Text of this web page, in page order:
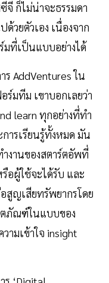
จี ก็ไม่น่าจะธรรมดา
วยตัวเอง เนื่องจาก
มที่เป็นแบบอย่างได้
ร AddVentures ใน
มทีม เขาบอกเลยว่า
learn ทุกอย่างที่ทำ
ารเรียนรู้ทั้งหมด มัน
งานของสตาร์ตอัพที่
อผู้ใช้จะได้รับ และ
สูญเสียทรัพยากรโดย
ตภัณฑ์ในแบบของ
ามเข้าใจ insight